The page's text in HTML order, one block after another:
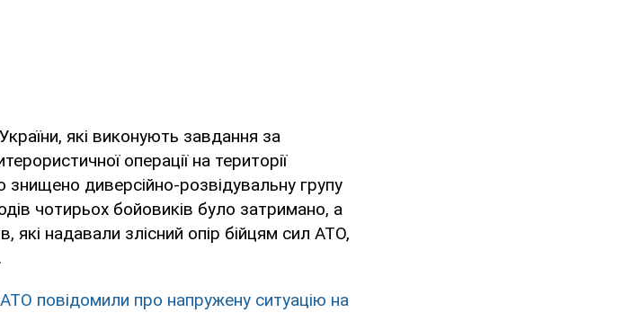
які виконують завдання за
операції на території
знищено диверсійно-розвідувальну групу
чотирьох бойовиків було затримано, а
які надавали злісний опір бійцям сил АТО,
повідомили про напружену ситуацію на